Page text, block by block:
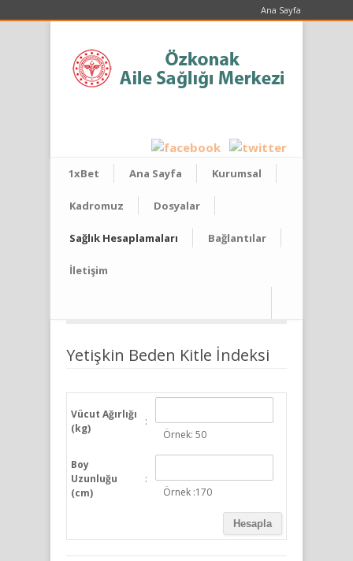
Ana Sayfa
1xBet Ana Sayfa Kurumsal
Kadromuz Dosyalar
Sağlık Hesaplamaları Bağlantılar
İletişim
Yetişkin Beden Kitle İndeksi
Vücut Ağırlığı
(kg)
:
Örnek: 50
Boy
Uzunluğu
(cm)
:
Örnek :170